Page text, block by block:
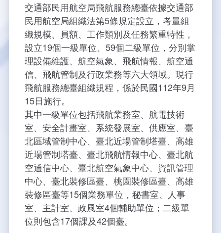
活動訊息
電子相簿
RSS訂閱
業務職掌
編制及預算員額
首長介紹
大事紀
五十週年紀念專區
五十週年紀念影片
五十週年紀念專刊
回顧照片展
近10年活動成果及花絮
如何加入我們
服務介紹
服務進化史
飛航情報
服務介紹
服務進化史
航空氣象
服務介紹
服務進化史
航空通信
服務介紹
服務進化史
航空電子
服務介紹
服務進化史
安全管理
安全管理介紹
安全管理進化史
年統計資訊
管制架次統計
月統計資訊
桃園機場航班分時統計
便民服務
意見交流
人民陳情
意見信箱
總臺長與民有約
民意論壇
問卷調查
線上申辦
參訪申請
氣象資料申辦
資料開放
氣象報文歷史資料
航空氣象曙暮光資訊
常見問答
雙語詞彙
無障礙服務
無障礙設施
辦公室樓層分配圖
業務宣導
宣導短片
出版品
相關連結
交通部暨所屬機關
國內機場
航空公司
飛航服務相關網站
專區服務
塔臺園區新建工程專區
計畫簡介
設計概念
建築工程
塔臺自動化系統
公共藝術設置
主動公開資訊
法律、法規及行政規則
行政指導有關文書
施政計畫
業務統計
為民服務考核專區
提升服務品質執行辦法
績效業務實施計畫
推行電話禮貌運動實施計畫
性別平等專區
相關法規
CEDAW專區
檔案管理專區
機關檔案目錄查詢
政風園地
交通部民用航空局飛航服務總臺依據交通部
民用航空局組織法第5條規定設立，考量組
織規模、員額、工作類別及任務繁重特性，
設立19個一級單位、59個二級單位，分別掌
理設備維護、航空氣象、飛航情報、航空通
信、飛航管制及行政業務等六大領域。現行
飛航服務總臺組織規程，係於民國112年9月
15日施行。
其中一級單位包括飛航業務室、航電技術
室、安全計畫室、系統發展室、供應室、臺
北區域管制中心、臺北近場管制塔臺、高雄
近場管制塔臺、臺北飛航情報中心、臺北航
空通信中心、臺北航空氣象中心、資訊管理
中心、臺北裝修區臺、桃園裝修區臺、高雄
裝修區臺等15個業務單位，秘書室、人事
室、主計室、政風室4個輔助單位；二級單
位則包含17個課及42個臺。